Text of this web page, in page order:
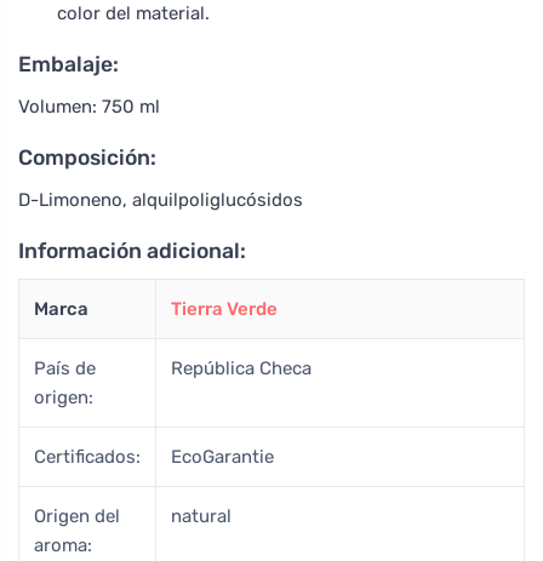
color del material.
Embalaje:
Volumen: 750 ml
Composición:
D-Limoneno, alquilpoliglucósidos
Información adicional:
Marca Tierra Verde
País de
origen:
República Checa
Certificados: EcoGarantie
Origen del
aroma:
natural